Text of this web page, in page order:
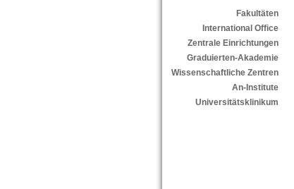
Fakultäten
International Office
Zentrale Einrichtungen
Graduierten-Akademie
Wissenschaftliche Zentren
An-Institute
Universitätsklinikum